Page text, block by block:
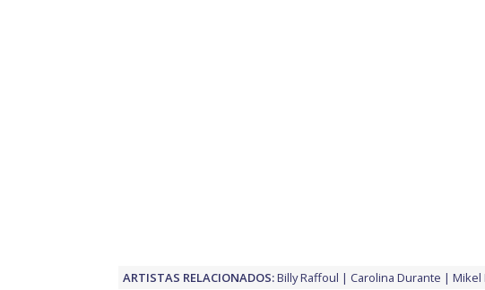
ARTISTAS RELACIONADOS:Billy Raffoul Carolina Durante Mikel